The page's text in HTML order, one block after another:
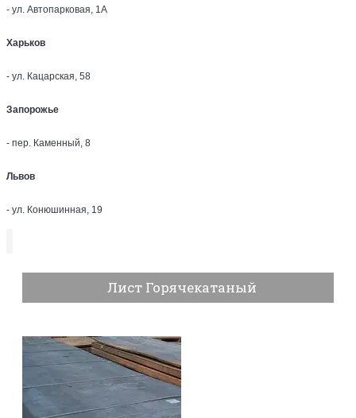
- ул. Автопарковая, 1А
Харьков
- ул. Кацарская, 58
Запорожье
- пер. Каменный, 8
Львов
- ул. Конюшинная, 19
Лист Горячекатаный